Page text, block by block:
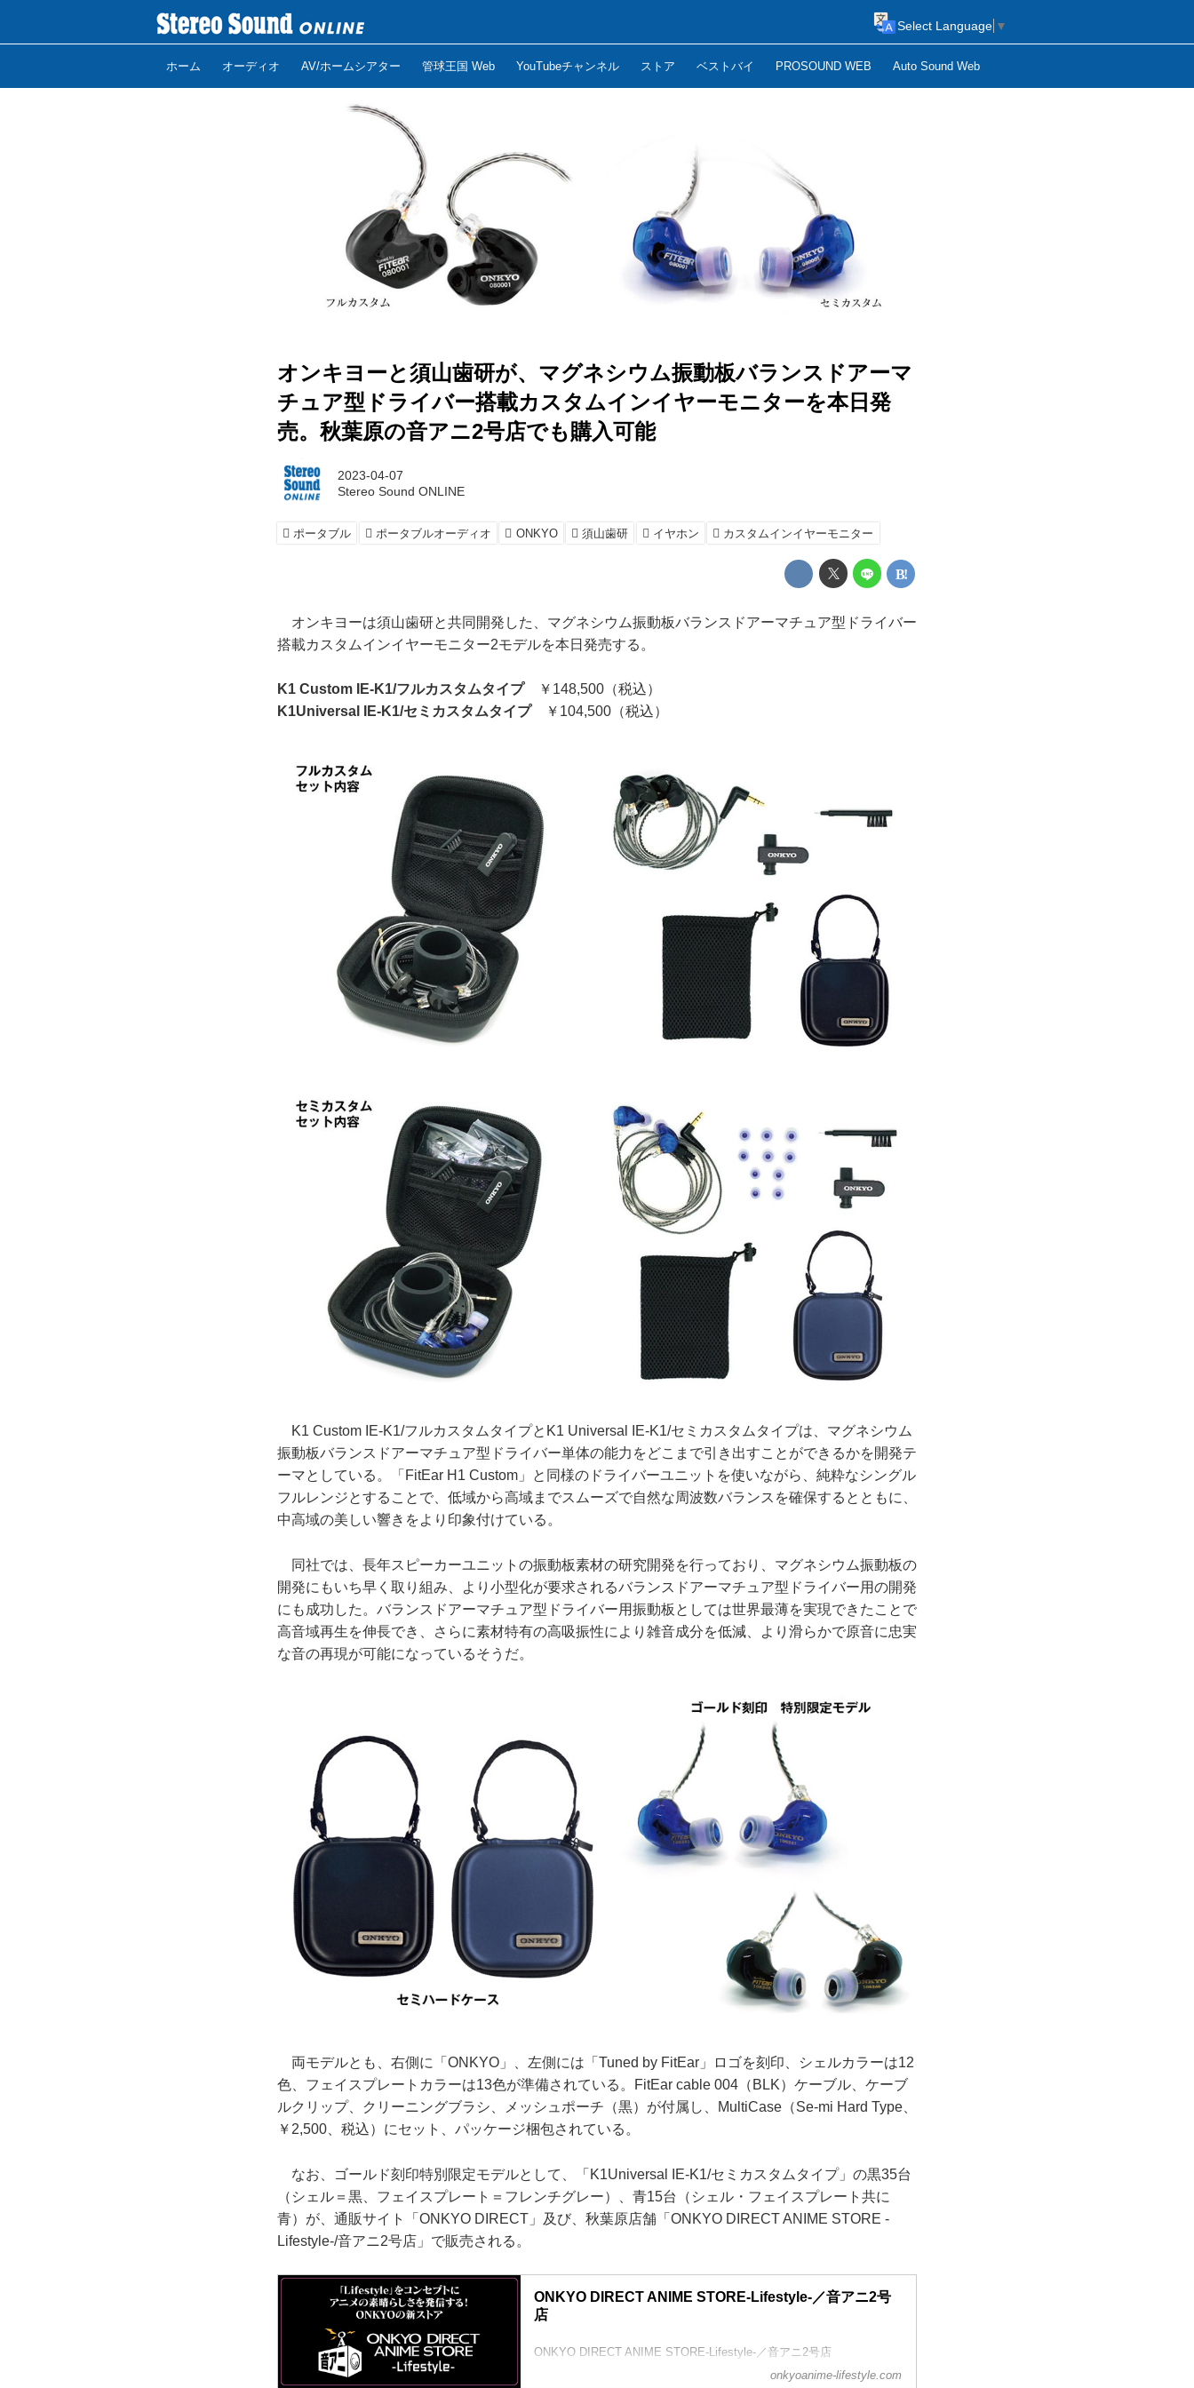
ホーム オーディオ AV/ホームシアター 管球王国 Web YouTubeチャンネル ストア ベストバイ PROSOUND WEB Auto Sound Web
Select Language ▼
オンキヨーと須山歯研が、マグネシウム振動板バランスドアーマ
チュア型ドライバー搭載カスタムインイヤーモニターを本日発
売。秋葉原の音アニ2号店でも購入可能
2023-04-07
Stereo Sound ONLINE
ポータブル ポータブルオーディオ ONKYO 須山歯研 イヤホン カスタムインイヤーモニター
オンキヨーは須山歯研と共同開発した、マグネシウム振動板バランスドアーマチュア型ドライバー
搭載カスタムインイヤーモニター2モデルを本日発売する。
K1 Custom IE-K1/フルカスタムタイプ￥148,500（税込）
K1Universal IE-K1/セミカスタムタイプ￥104,500（税込）
K1 Custom IE-K1/フルカスタムタイプとK1 Universal IE-K1/セミカスタムタイプは、マグネシウム
振動板バランスドアーマチュア型ドライバー単体の能力をどこまで引き出すことができるかを開発テ
ーマとしている。「FitEar H1 Custom」と同様のドライバーユニットを使いながら、純粋なシングル
フルレンジとすることで、低域から高域までスムーズで自然な周波数バランスを確保するとともに、
中高域の美しい響きをより印象付けている。
同社では、長年スピーカーユニットの振動板素材の研究開発を行っており、マグネシウム振動板の
開発にもいち早く取り組み、より小型化が要求されるバランスドアーマチュア型ドライバー用の開発
にも成功した。バランスドアーマチュア型ドライバー用振動板としては世界最薄を実現できたことで
高音域再生を伸長でき、さらに素材特有の高吸振性により雑音成分を低減、より滑らかで原音に忠実
な音の再現が可能になっているそうだ。
両モデルとも、右側に「ONKYO」、左側には「Tuned by FitEar」ロゴを刻印、シェルカラーは12
色、フェイスプレートカラーは13色が準備されている。FitEar cable 004（BLK）ケーブル、ケーブ
ルクリップ、クリーニングブラシ、メッシュポーチ（黒）が付属し、MultiCase（Se-mi Hard Type、
￥2,500、税込）にセット、パッケージ梱包されている。
なお、ゴールド刻印特別限定モデルとして、「K1Universal IE-K1/セミカスタムタイプ」の黒35台
（シェル＝黒、フェイスプレート＝フレンチグレー）、青15台（シェル・フェイスプレート共に
青）が、通販サイト「ONKYO DIRECT」及び、秋葉原店舗「ONKYO DIRECT ANIME STORE -
Lifestyle-/音アニ2号店」で販売される。
ONKYO DIRECT ANIME STORE-Lifestyle-／音アニ2号
店
ONKYO DIRECT ANIME STORE-Lifestyle-／音アニ2号店
onkyoanime-lifestyle.com